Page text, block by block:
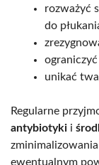
rozważyć
do
unikać
Regularne
antybiotyki i
ewentualnym